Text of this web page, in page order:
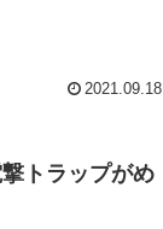
2021.09.18
トラップがめ